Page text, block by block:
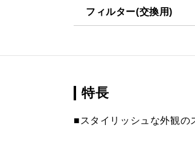
フィルター(交換用)
特長
■スタイリッシュな外観の